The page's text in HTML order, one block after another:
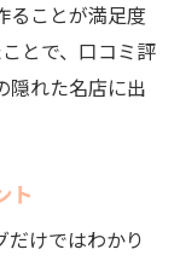
ることが満足度
とで、口コミ評
隠れた名店に出
ト
けではわかり